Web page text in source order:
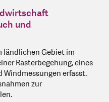
und
ländlichen Gebiet im
Rasterbegehung, eines
erfasst.
zur